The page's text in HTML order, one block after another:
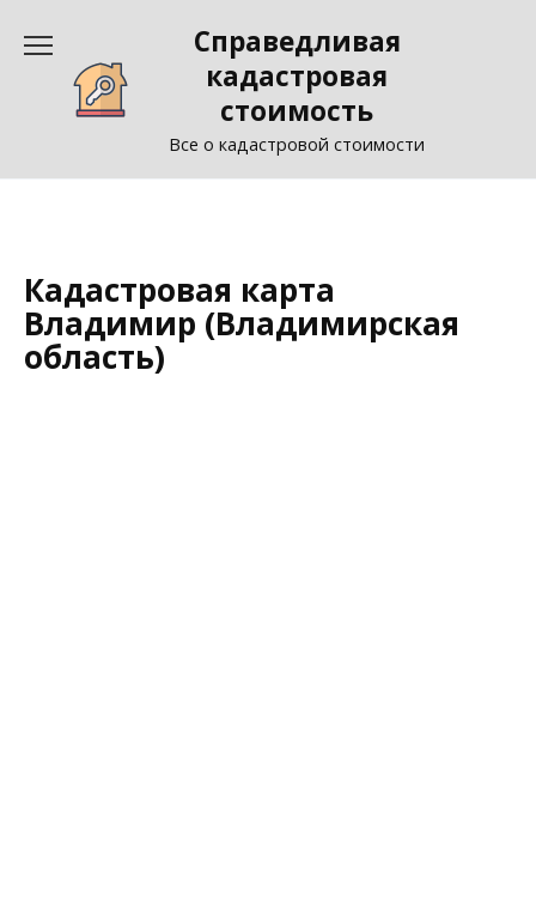
содержанию
Справедливая
кадастровая
стоимость
Все о кадастровой стоимости
Кадастровая карта
Владимир (Владимирская
область)